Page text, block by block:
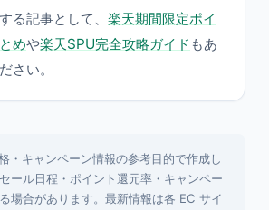
る記事として、 楽天期間限定ポイ
めや楽天SPU完全攻略ガイド もあ
さい。
・キャンペーン情報の参考目的で作成し
ール日程・ポイント還元率・キャンペー
場合があります。最新情報は各 EC サイ